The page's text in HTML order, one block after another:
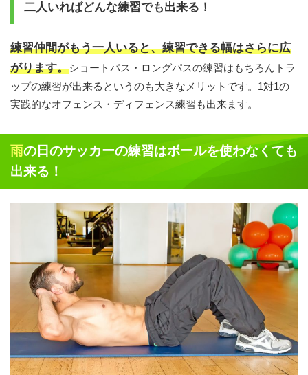
二人いればどんな練習でも出来る！
練習仲間がもう一人いると、練習できる幅はさらに広
がります。ショートパス・ロングパスの練習はもちろんトラ
ップの練習が出来るというのも大きなメリットです。1対1の
実践的なオフェンス・ディフェンス練習も出来ます。
雨の日のサッカーの練習はボールを使わなくても
出来る！